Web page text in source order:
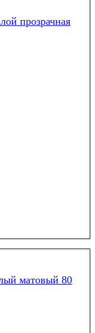
прозрачная
матовый 80